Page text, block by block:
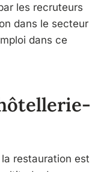
les recruteurs
dans le secteur
dans ce
restauration est